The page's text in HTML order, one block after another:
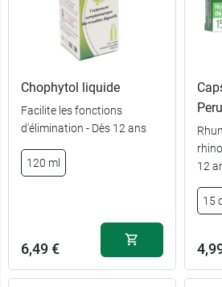
Chophytol liquide
Facilite les fonctions
d'élimination - Dès 12 ans
120 ml
6,49 €
12
15